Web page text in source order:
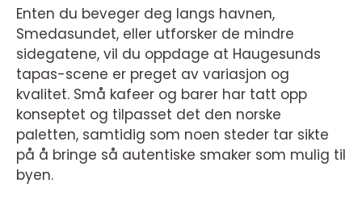
Enten du beveger deg langs havnen,
Smedasundet, eller utforsker de mindre
sidegatene, vil du oppdage at Haugesunds
tapas-scene er preget av variasjon og
kvalitet. Små kafeer og barer har tatt opp
konseptet og tilpasset det den norske
paletten, samtidig som noen steder tar sikte
på å bringe så autentiske smaker som mulig til
byen.